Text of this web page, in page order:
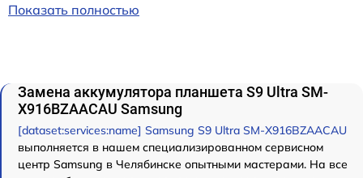
Показать полностью
Замена аккумулятора планшета S9 Ultra SM-
X916BZAACAU Samsung
[dataset:services:name] Samsung S9 Ultra SM-X916BZAACAU
выполняется в нашем специализированном сервисном
центр Samsung в Челябинске опытными мастерами. На все